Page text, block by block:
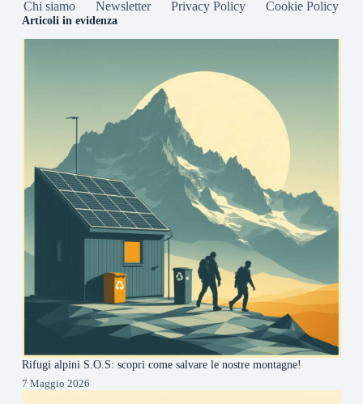
Chi siamo Newsletter Privacy Policy Cookie Policy
Articoli in evidenza
Rifugi alpini S.O.S: scopri come salvare le nostre montagne!
7 Maggio 2026